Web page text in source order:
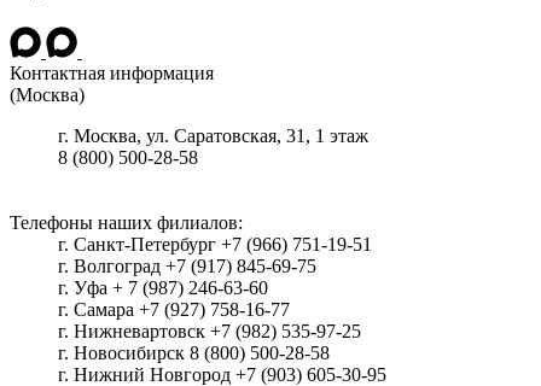
Контактная информация
(Москва)
г. Москва, ул. Саратовская, 31, 1 этаж
8 (800) 500-28-58
Телефоны наших филиалов:
г. Санкт-Петербург +7 (966) 751-19-51
г. Волгоград +7 (917) 845-69-75
г. Уфа + 7 (987) 246-63-60
г. Самара +7 (927) 758-16-77
г. Нижневартовск +7 (982) 535-97-25
г. Новосибирск 8 (800) 500-28-58
г. Нижний Новгород +7 (903) 605-30-95